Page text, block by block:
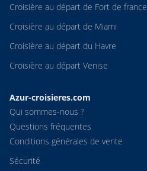
Croisière au départ de Fort de france
Croisière au départ de Miami
Croisière au départ du Havre
Croisière au départ Venise
Azur-croisieres.com
Qui sommes-nous ?
Questions fréquentes
Conditions générales de vente
Sécurité